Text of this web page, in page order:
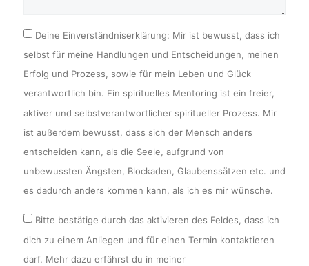
Deine Einverständniserklärung: Mir ist bewusst, dass ich
selbst für meine Handlungen und Entscheidungen, meinen
Erfolg und Prozess, sowie für mein Leben und Glück
verantwortlich bin. Ein spirituelles Mentoring ist ein freier,
aktiver und selbstverantwortlicher spiritueller Prozess. Mir
ist außerdem bewusst, dass sich der Mensch anders
entscheiden kann, als die Seele, aufgrund von
unbewussten Ängsten, Blockaden, Glaubenssätzen etc. und
es dadurch anders kommen kann, als ich es mir wünsche.
Bitte bestätige durch das aktivieren des Feldes, dass ich
dich zu einem Anliegen und für einen Termin kontaktieren
darf. Mehr dazu erfährst du in meiner